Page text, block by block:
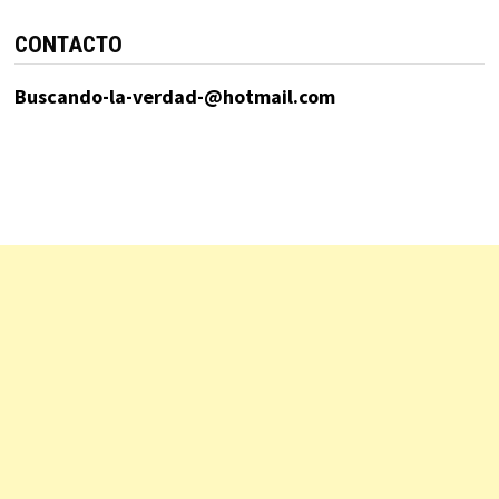
CONTACTO
Buscando-la-verdad-@hotmail.com